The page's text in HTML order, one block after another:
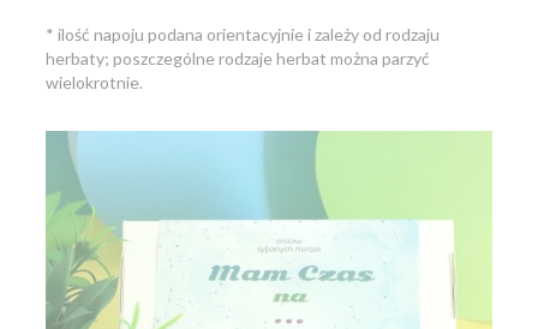
* ilość napoju podana orientacyjnie i zależy od rodzaju
herbaty; poszczególne rodzaje herbat można parzyć
wielokrotnie.